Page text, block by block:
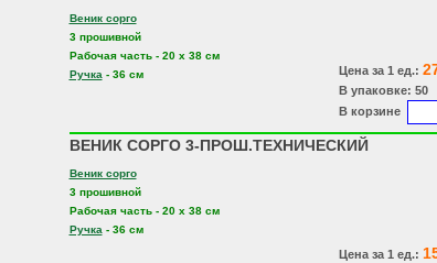
Веник сорго
3 прошивной
Рабочая часть - 20 х 38 см
Ручка - 36 см Цена за 1 ед.:
В упаковке: 50
В корзине
ВЕНИК СОРГО 3-ПРОШ.ТЕХНИЧЕСКИЙ
Веник сорго
3 прошивной
Рабочая часть - 20 х 38 см
Ручка - 36 см
Цена за 1 ед.: